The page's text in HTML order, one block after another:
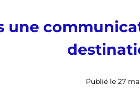
une
Publié le 27